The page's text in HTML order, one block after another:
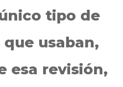
tipo de
usaban,
esa revisión,